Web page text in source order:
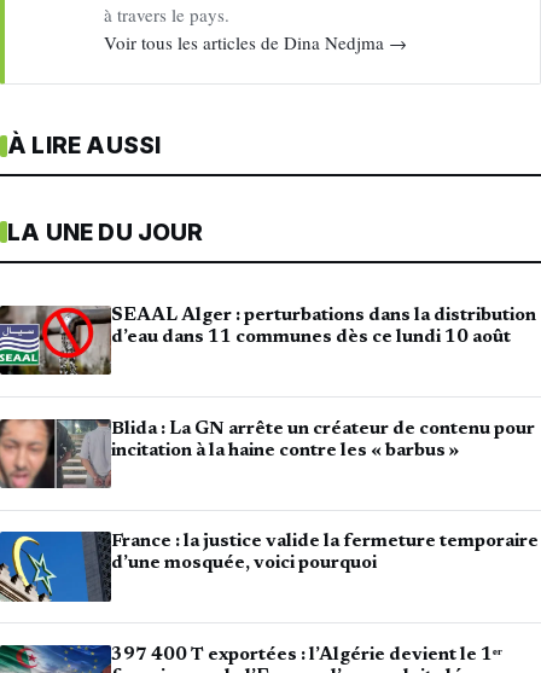
à travers le pays.
Voir tous les articles de Dina Nedjma →
À LIRE AUSSI
LA UNE DU JOUR
SEAAL Alger : perturbations dans la distribution
d’eau dans 11 communes dès ce lundi 10 août
Blida : La GN arrête un créateur de contenu pour
incitation à la haine contre les « barbus »
France : la justice valide la fermeture temporaire
d’une mosquée, voici pourquoi
397 400 T exportées : l’Algérie devient le 1ᵉʳ